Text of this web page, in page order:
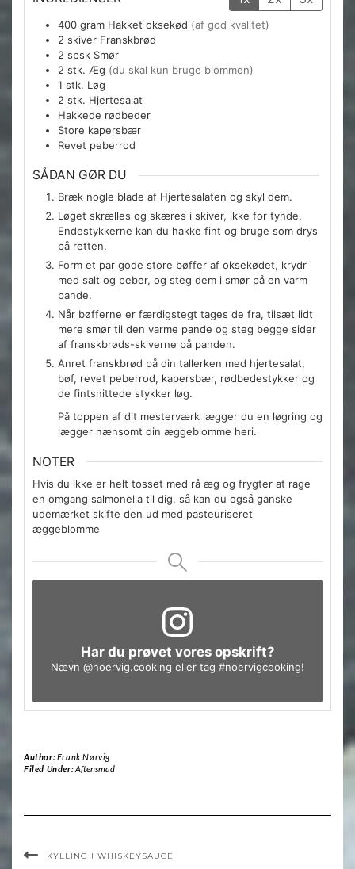
400 gram Hakket oksekød (af god kvalitet)
2 skiver Franskbrød
2 spsk Smør
2 stk. Æg (du skal kun bruge blommen)
1 stk. Løg
2 stk. Hjertesalat
Hakkede rødbeder
Store kapersbær
Revet peberrod
SÅDAN GØR DU
Bræk nogle blade af Hjertesalaten og skyl dem.
Løget skrælles og skæres i skiver, ikke for tynde.
Endestykkerne kan du hakke fint og bruge som drys
på retten.
Form et par gode store bøffer af oksekødet, krydr
med salt og peber, og steg dem i smør på en varm
pande.
Når bøfferne er færdigstegt tages de fra, tilsæt lidt
mere smør til den varme pande og steg begge sider
af franskbrøds-skiverne på panden.
Anret franskbrød på din tallerken med hjertesalat,
bøf, revet peberrod, kapersbær, rødbedestykker og
de fintsnittede stykker løg.
På toppen af dit mesterværk lægger du en løgring og
lægger nænsomt din æggeblomme heri.
NOTER
Hvis du ikke er helt tosset med rå æg og frygter at rage
en omgang salmonella til dig, så kan du også ganske
udemærket skifte den ud med pasteuriseret
æggeblomme
Har du prøvet vores opskrift?
Nævn @noervig.cooking eller tag #noervigcooking!
Author:Frank Nørvig
Filed Under:Aftensmad
KYLLING I WHISKEYSAUCE